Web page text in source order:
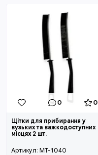
0 0
Щітки для прибирання у
вузьких та важкодоступних
місцях 2 шт.
Артикул: MT-1040